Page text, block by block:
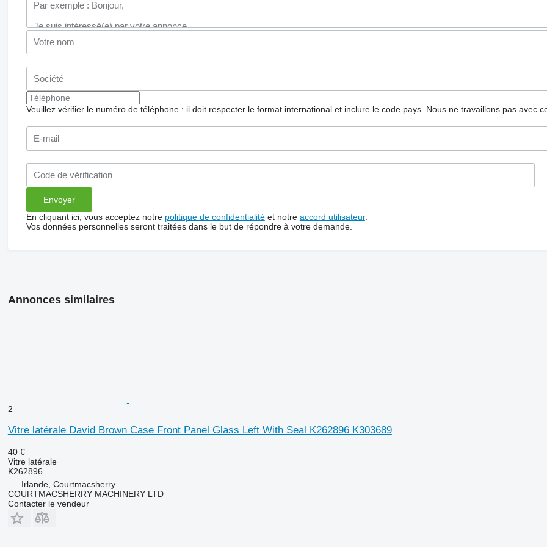
Veuillez vérifier le numéro de téléphone : il doit respecter le format international et inclure le code pays. Nous ne travaillons pas avec
En cliquant ici, vous acceptez notre politique de confidentialitéet notre accord utilisateur.
Vos données personnelles seront traitées dans le but de répondre à votre demande.
Annonces similaires
2
Vitre latérale David Brown Case Front Panel Glass Left With Seal K262896 K303689
40 €
Vitre latérale
K262896
Irlande, Courtmacsherry
COURTMACSHERRY MACHINERY LTD
Contacter le vendeur